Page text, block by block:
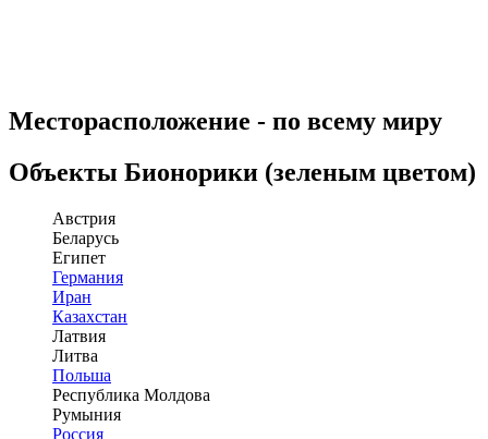
Месторасположение - по всему миру
Объекты Бионорики (зеленым цветом)
Австрия
Беларусь
Египет
Германия
Иран
Казахстан
Латвия
Литва
Польша
Республика Молдова
Румыния
Россия